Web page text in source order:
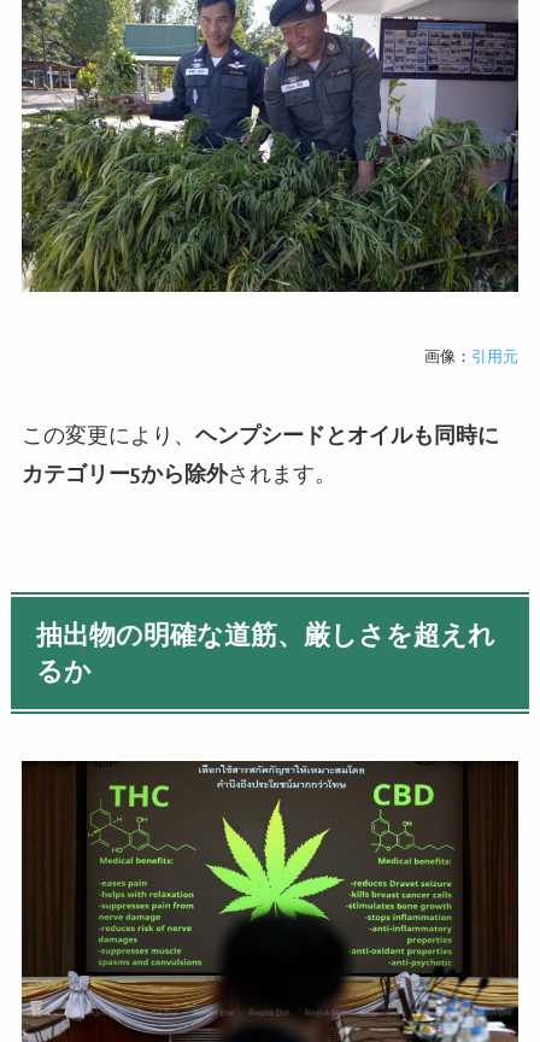
画像： 引用元
この変更により、 ヘンプシードとオイルも同時に
カテゴリー5から除外されます。
抽出物の明確な道筋、厳しさを超えれ
るか